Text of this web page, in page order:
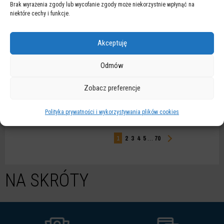
Brak wyrażenia zgody lub wycofanie zgody może niekorzystnie wpłynąć na
niektóre cechy i funkcje.
Akceptuję
Odmów
Zobacz preferencje
Polityka prywatności i wykorzystywania plików cookies
KRAJOWEJ)
powiatowa
A. PAWIŃSKIEGO
1 2 3 4 5 … 70
NA SKRÓTY